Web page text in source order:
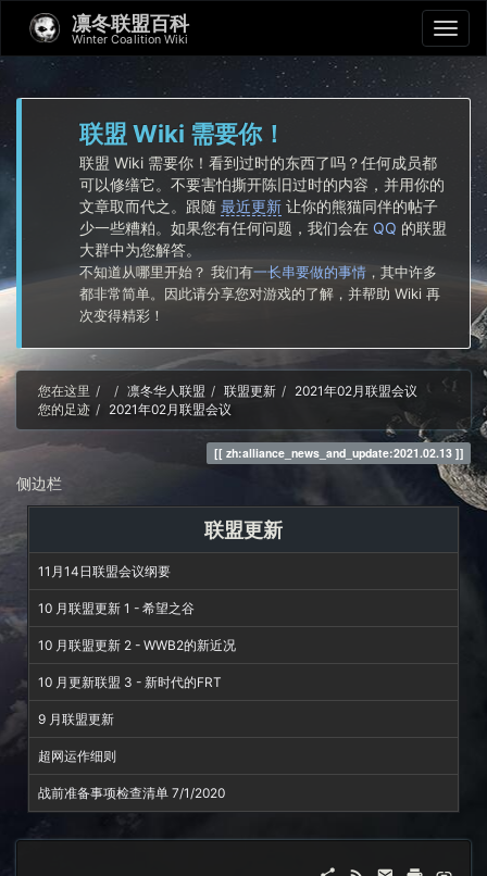
凛冬联盟百科
Winter Coalition Wiki
联盟 Wiki 需要你！
联盟 Wiki 需要你！看到过时的东西了吗？任何成员都
可以修缮它。不要害怕撕开陈旧过时的内容，并用你的
文章取而代之。跟随最近更新 让你的熊猫同伴的帖子
少一些糟粕。如果您有任何问题，我们会在 QQ 的联盟
大群中为您解答。
不知道从哪里开始？ 我们有一长串要做的事情 ，其中许多
都非常简单。因此请分享您对游戏的了解，并帮助 Wiki 再
次变得精彩！
您在这里 Home凛冬华人联盟 联盟更新
2021年02月联盟会议
您的足迹
2021年02月联盟会议
zh:alliance_news_and_update:2021.02.13
侧边栏
联盟更新
11月14日联盟会议纲要
10 月联盟更新 1 - 希望之谷
10 月联盟更新 2 - WWB2的新近况
10 月更新联盟 3 - 新时代的FRT
9 月联盟更新
超网运作细则
战前准备事项检查清单 7/1/2020